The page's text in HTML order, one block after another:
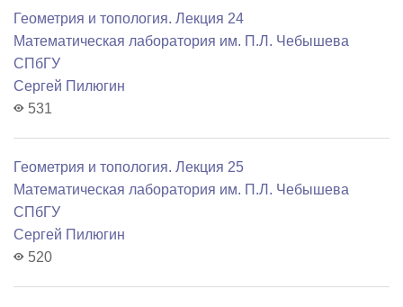
Геометрия и топология. Лекция 24
Математичеcкая лаборатория им. П.Л. Чебышева
СПбГУ
Сергей Пилюгин
531
Геометрия и топология. Лекция 25
Математичеcкая лаборатория им. П.Л. Чебышева
СПбГУ
Сергей Пилюгин
520